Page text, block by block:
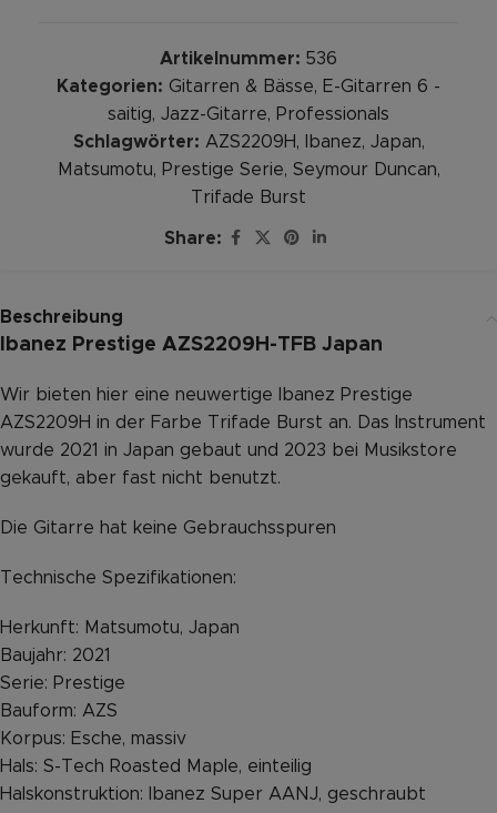
Artikelnummer: 536
Kategorien: Gitarren & Bässe, E-Gitarren 6 -
saitig, Jazz-Gitarre, Professionals
Schlagwörter: AZS2209H, Ibanez, Japan,
Matsumotu, Prestige Serie, Seymour Duncan,
Trifade Burst
Share:
Beschreibung
Ibanez Prestige AZS2209H-TFB Japan
Wir bieten hier eine neuwertige Ibanez Prestige
AZS2209H in der Farbe Trifade Burst an. Das Instrument
wurde 2021 in Japan gebaut und 2023 bei Musikstore
gekauft, aber fast nicht benutzt.
Die Gitarre hat keine Gebrauchsspuren
Technische Spezifikationen:
Herkunft: Matsumotu, Japan
Baujahr: 2021
Serie: Prestige
Bauform: AZS
Korpus: Esche, massiv
Hals: S-Tech Roasted Maple, einteilig
Halskonstruktion: Ibanez Super AANJ, geschraubt